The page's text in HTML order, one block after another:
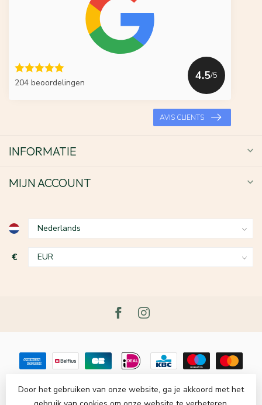
204 beoordelingen
4.5/5
AVIS CLIENTS
INFORMATIE
MIJN ACCOUNT
€
Door het gebruiken van onze website, ga je akkoord met het